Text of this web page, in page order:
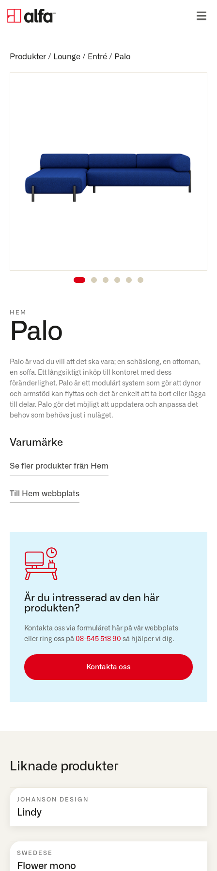
Produkter / Lounge / Entré / Palo
HEM
Palo
Palo är vad du vill att det ska vara; en schäslong, en ottoman,
en soffa. Ett långsiktigt inköp till kontoret med dess
föränderlighet. Palo är ett modulärt system som gör att dynor
och armstöd kan flyttas och det är enkelt att ta bort eller lägga
till delar. Palo gör det möjligt att uppdatera och anpassa det
behov som behövs just i nuläget.
Varumärke
Se fler produkter från Hem
Till Hem webbplats
Är du intresserad av den här
produkten?
Kontakta oss via formuläret här på vår webbplats
eller ring oss på 08-545 518 90 så hjälper vi dig.
Kontakta oss
Liknade produkter
JOHANSON DESIGN
Lindy
SWEDESE
Flower mono